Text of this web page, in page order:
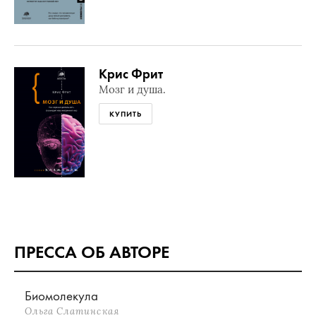
Крис Фрит
Мозг и душа.
КУПИТЬ
ПРЕССА ОБ АВТОРЕ
Биомолекула
Ольга Слатинская